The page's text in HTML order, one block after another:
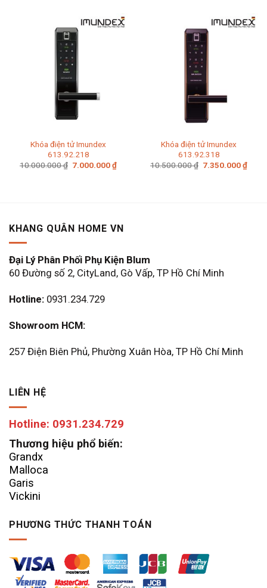
Khóa điện tử Imundex
613.92.218
10.000.000₫ Giá
7.000.000₫Giá
Khóa điện tử Imundex
613.92.318
10.500.000₫ Giá
7.350.000₫Giá
KHANG QUÂN HOME VN
Đại Lý Phân Phối Phụ Kiện Blum
60 Đường số 2, CityLand, Gò Vấp, TP Hồ Chí Minh
Hotline: 0931.234.729
Showroom HCM:
257 Điện Biên Phủ, Phường Xuân Hòa, TP Hồ Chí Minh
LIÊN HỆ
Hotline: 0931.234.729
Thương hiệu phổ biến:
Grandx
Malloca
Garis
Vickini
PHƯƠNG THỨC THANH TOÁN